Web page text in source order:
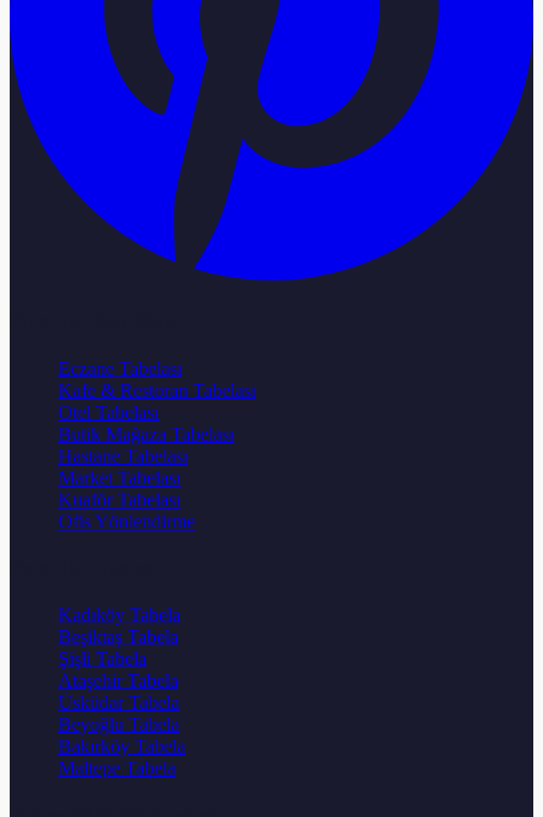
Eczane Tabelası
Kafe & Restoran Tabelası
Otel Tabelası
Butik Mağaza Tabelası
Hastane Tabelası
Market Tabelası
Kuaför Tabelası
Ofis Yönlendirme
Kadıköy Tabela
Beşiktaş Tabela
Şişli Tabela
Ataşehir Tabela
Üsküdar Tabela
Beyoğlu Tabela
Bakırköy Tabela
Maltepe Tabela